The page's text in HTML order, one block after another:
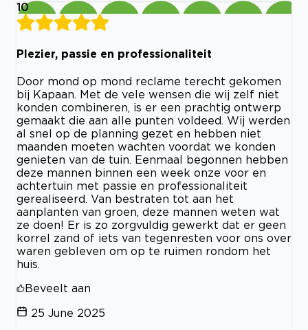
10
Plezier, passie en professionaliteit
Door mond op mond reclame terecht gekomen
bij Kapaan. Met de vele wensen die wij zelf niet
konden combineren, is er een prachtig ontwerp
gemaakt die aan alle punten voldeed. Wij werden
al snel op de planning gezet en hebben niet
maanden moeten wachten voordat we konden
genieten van de tuin. Eenmaal begonnen hebben
deze mannen binnen een week onze voor en
achtertuin met passie en professionaliteit
gerealiseerd. Van bestraten tot aan het
aanplanten van groen, deze mannen weten wat
ze doen! Er is zo zorgvuldig gewerkt dat er geen
korrel zand of iets van tegenresten voor ons over
waren gebleven om op te ruimen rondom het
huis.
Beveelt aan
25 June 2025